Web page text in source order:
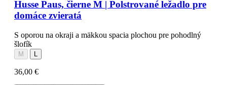
Husse Paus, čierne M | Polstrované ležadlo pre
domáce zvieratá
S oporou na okraji a mäkkou spacia plochou pre pohodlný
šlofík
M L
36,00 €